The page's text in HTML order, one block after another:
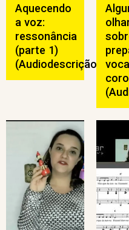
Aquecendo
a voz:
ressonância
(parte 1)
(Audiodescrição)